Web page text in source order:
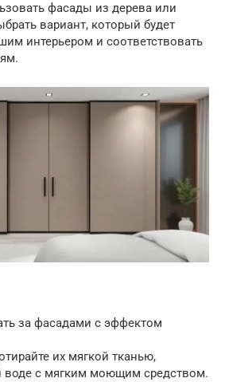
фасады из дерева или
вариант, который будет
интерьером и соответствовать
за фасадами с эффектом
их мягкой тканью,
воде с мягким моющим средством.